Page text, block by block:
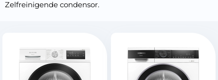
Zelfreinigende condensor.